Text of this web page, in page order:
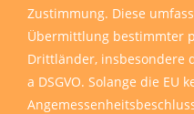
Zustimmung. Diese
Übermittlung bestimmter
Drittländer, insbesondere
a DSGVO. Solange die EU